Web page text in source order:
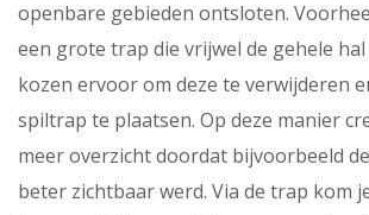
openbare gebieden ontsloten.
een grote trap die vrijwel de gehele
kozen ervoor om deze te verwijderen
spiltrap te plaatsen. Op deze manier
meer overzicht doordat bijvoorbeeld
beter zichtbaar werd. Via de trap kom